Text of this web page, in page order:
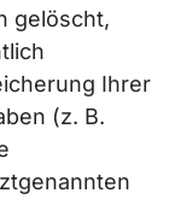
gelöscht,
Ihrer
(z. B.